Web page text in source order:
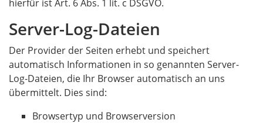
hierfür ist Art. 6 Abs. 1 lit. c DSGVO.
Server-Log-Dateien
Der Provider der Seiten erhebt und speichert
automatisch Informationen in so genannten Server-
Log-Dateien, die Ihr Browser automatisch an uns
übermittelt. Dies sind:
Browsertyp und Browserversion